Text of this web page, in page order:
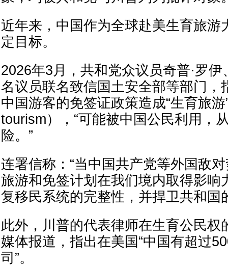
近年来，中国作为全球赴美生育旅游
定目标。
2026年3月，共和党众议员奇普·罗伊
名议员联名致信国土安全部等部门，
中国游客的免签证政策造成“生育旅游
tourism），“可能被中国公民利用，
险。”
连署信称：“当中国共产党等外国敌
旅游和免签计划在我们境内取得影响
复移民系统的完整性，并捍卫共和国
此外，川普的代表律师在生育公民权
媒体报道，指出在美国“中国有超过
司”。